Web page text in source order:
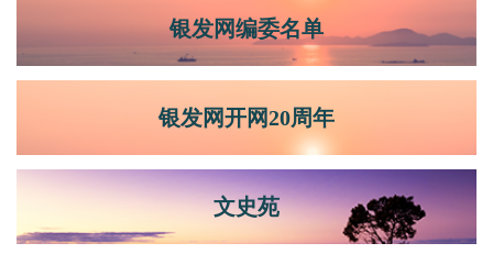
银发网编委名单
银发网开网20周年
文史苑